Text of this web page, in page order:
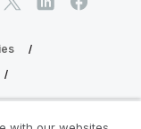
AB. 무단 전재